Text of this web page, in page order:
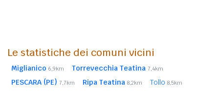
Le statistiche dei comuni vicini
Miglianico 6,9km Torrevecchia Teatina 7,4km
PESCARA (PE) 7,7km Ripa Teatina 8,2km Tollo 8,5km